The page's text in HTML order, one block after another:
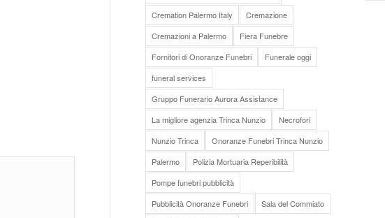
Cremation Palermo Italy
Cremazione
Cremazioni a Palermo
Fiera Funebre
Fornitori di Onoranze Funebri
Funerale oggi
funeral services
Gruppo Funerario Aurora Assistance
La migliore agenzia Trinca Nunzio
Necrofori
Nunzio Trinca
Onoranze Funebri Trinca Nunzio
Palermo
Polizia Mortuaria Reperibilità
Pompe funebri pubblicità
Pubblicità Onoranze Funebri
Sala del Commiato